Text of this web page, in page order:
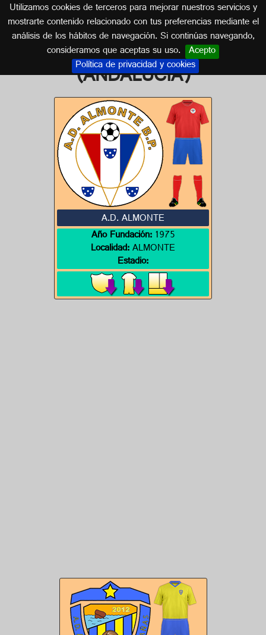
Utilizamos cookies de terceros para mejorar nuestros servicios y
mostrarte contenido relacionado con tus preferencias mediante el
análisis de los hábitos de navegación. Si continúas navegando,
consideramos que aceptas su uso. Acepto
Política de privacidad y cookies
Escudos de HUELVA
(ANDALUCÍA)
HUELVA (ANDALUCÍA)
A.D. ALMONTE
Año Fundación:1975
Localidad:ALMONTE
Estadio: